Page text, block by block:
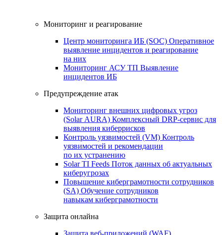
Мониторинг и реагирование
Центр мониторинга ИБ (SOC) Оперативное
выявление инцидентов и реагирование
на них
Мониторинг АСУ ТП Выявление
инцидентов ИБ
Предупреждение атак
Мониторинг внешних цифровых угроз
(Solar AURA) Комплексный DRP-сервис для
выявления киберрисков
Контроль уязвимостей (VM) Контроль
уязвимостей и рекомендации
по их устранению
Solar TI Feeds Поток данных об актуальных
киберугрозах
Повышение киберграмотности сотрудников
(SA) Обучение сотрудников
навыкам киберграмотности
Защита онлайна
Защита веб-приложений (WAF)